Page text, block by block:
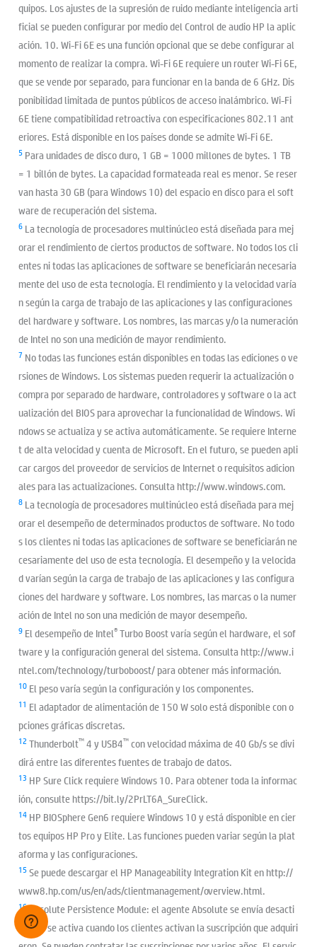
quipos. Los ajustes de la supresión de ruido mediante inteligencia arti
ficial se pueden configurar por medio del Control de audio HP la aplic
ación. 10. Wi-Fi 6E es una función opcional que se debe configurar al
momento de realizar la compra. Wi-Fi 6E requiere un router Wi-Fi 6E,
que se vende por separado, para funcionar en la banda de 6 GHz. Dis
ponibilidad limitada de puntos públicos de acceso inalámbrico. Wi-Fi
6E tiene compatibilidad retroactiva con especificaciones 802.11 ant
eriores. Está disponible en los países donde se admite Wi-Fi 6E.
5 Para unidades de disco duro, 1 GB = 1000 millones de bytes. 1 TB
= 1 billón de bytes. La capacidad formateada real es menor. Se reser
van hasta 30 GB (para Windows 10) del espacio en disco para el soft
ware de recuperación del sistema.
6 La tecnología de procesadores multinúcleo está diseñada para mej
orar el rendimiento de ciertos productos de software. No todos los cli
entes ni todas las aplicaciones de software se beneficiarán necesaria
mente del uso de esta tecnología. El rendimiento y la velocidad varía
n según la carga de trabajo de las aplicaciones y las configuraciones
del hardware y software. Los nombres, las marcas y/o la numeración
de Intel no son una medición de mayor rendimiento.
7 No todas las funciones están disponibles en todas las ediciones o ve
rsiones de Windows. Los sistemas pueden requerir la actualización o
compra por separado de hardware, controladores y software o la act
ualización del BIOS para aprovechar la funcionalidad de Windows. Wi
ndows se actualiza y se activa automáticamente. Se requiere Interne
t de alta velocidad y cuenta de Microsoft. En el futuro, se pueden apli
car cargos del proveedor de servicios de Internet o requisitos adicion
ales para las actualizaciones. Consulta http://www.windows.com.
8 La tecnología de procesadores multinúcleo está diseñada para mej
orar el desempeño de determinados productos de software. No todo
s los clientes ni todas las aplicaciones de software se beneficiarán ne
cesariamente del uso de esta tecnología. El desempeño y la velocida
d varían según la carga de trabajo de las aplicaciones y las configura
ciones del hardware y software. Los nombres, las marcas o la numer
ación de Intel no son una medición de mayor desempeño.
9 El desempeño de Intel®Turbo Boost varía según el hardware, el sof
tware y la configuración general del sistema. Consulta http://www.i
ntel.com/technology/turboboost/ para obtener más información.
10 El peso varía según la configuración y los componentes.
11 El adaptador de alimentación de 150 W solo está disponible con o
pciones gráficas discretas.
12 Thunderbolt™4 y USB4™con velocidad máxima de 40 Gb/s se divi
dirá entre las diferentes fuentes de trabajo de datos.
13 HP Sure Click requiere Windows 10. Para obtener toda la informac
ión, consulte https://bit.ly/2PrLT6A_SureClick.
14 HP BIOSphere Gen6 requiere Windows 10 y está disponible en cier
tos equipos HP Pro y Elite. Las funciones pueden variar según la plat
aforma y las configuraciones.
15Se puede descargar el HP Manageability Integration Kit en http://
www8.hp.com/us/en/ads/clientmanagement/overview.html.
16Absolute Persistence Module: el agente Absolute se envía desacti
vado y se activa cuando los clientes activan la suscripción que adquiri